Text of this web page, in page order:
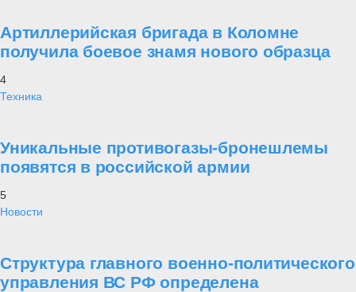
Артиллерийская бригада в Коломне
получила боевое знамя нового образца
4
Техника
Уникальные противогазы-бронешлемы
появятся в российской армии
5
Новости
Структура главного военно-политического
управления ВС РФ определена